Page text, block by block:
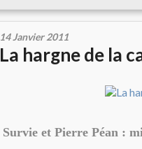
14 Janvier 2011
La hargne de la
Survie et Pierre Péan :